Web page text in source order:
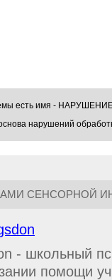
есть имя -
нарушений
СЕНСОРНОЙ
- школьный
помощи